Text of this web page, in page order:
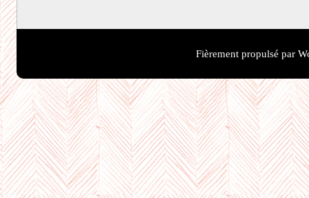
Fièrement propulsé par